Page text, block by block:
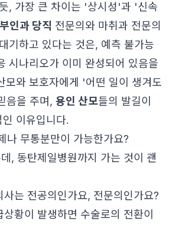
, 가장 큰 차이는 '상시성'과 '신속
인과 당직 전문의와 마취과 전문의
기하고 있다는 것은, 예측 불가능
시나리오가 이미 완성되어 있음을
모와 보호자에게 '어떤 일이 생겨도
음을 주며, 용인 산모들의 발길이
이유입니다.
나 무통분만이 가능한가요?
, 동탄제일병원까지 가는 것이 괜
사는 전공의인가요, 전문의인가요?
황이 발생하면 수술로의 전환이